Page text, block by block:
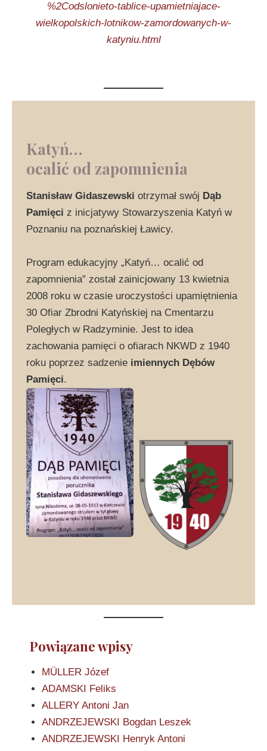
%2Codslonieto-tablice-upamietniajace-
wielkopolskich-lotnikow-zamordowanych-w-
katyniu.html
Katyń…
ocalić od zapomnienia
Stanisław Gidaszewski otrzymał swój Dąb
Pamięci z inicjatywy Stowarzyszenia Katyń w
Poznaniu na poznańskiej Ławicy.
Program edukacyjny „Katyń… ocalić od
zapomnienia” został zainicjowany 13 kwietnia
2008 roku w czasie uroczystości upamiętnienia
30 Ofiar Zbrodni Katyńskiej na Cmentarzu
Poległych w Radzyminie. Jest to idea
zachowania pamięci o ofiarach NKWD z 1940
roku poprzez sadzenie imiennych Dębów
Pamięci.
Powiązane wpisy
MÜLLER Józef
ADAMSKI Feliks
ALLERY Antoni Jan
ANDRZEJEWSKI Bogdan Leszek
ANDRZEJEWSKI Henryk Antoni